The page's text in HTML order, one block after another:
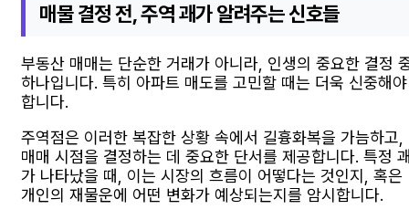
매물 결정 전, 주역 괘가 알려주는 신호들
부동산 매매는 단순한 거래가 아니라, 인생의 중요한 결정
하나입니다. 특히 아파트 매도를 고민할 때는 더욱 신중해야
합니다.
주역점은 이러한 복잡한 상황 속에서 길흉화복을 가늠하고,
매매 시점을 결정하는 데 중요한 단서를 제공합니다. 특정
가 나타났을 때, 이는 시장의 흐름이 어떻다는 것인지, 혹은
개인의 재물운에 어떤 변화가 예상되는지를 암시합니다.